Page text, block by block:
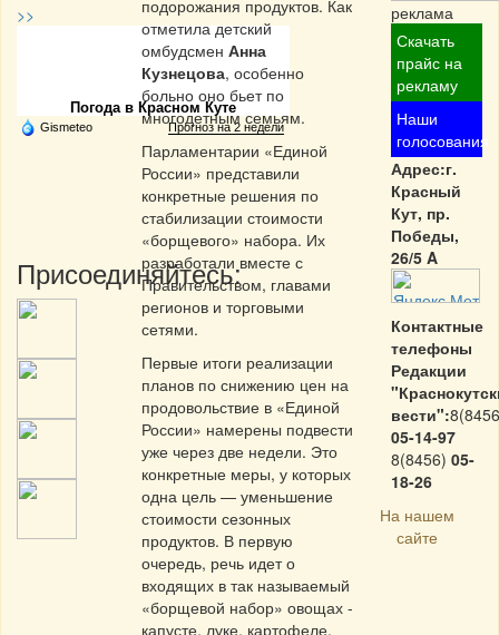
>>
Частная реклама
Погода в Красном Куте
Gismeteo Прогноз на 2 недели
Присоединяйтесь:
подорожания продуктов. Как
отметила детский
омбудсмен Анна
Кузнецова, особенно
больно оно бьет по
многодетным семьям.
Парламентарии «Единой
России» представили
конкретные решения по
стабилизации стоимости
«борщевого» набора. Их
разработали вместе с
Правительством, главами
регионов и торговыми
сетями.
Первые итоги реализации
планов по снижению цен на
продовольствие в «Единой
России» намерены подвести
уже через две недели. Это
конкретные меры, у которых
одна цель — уменьшение
стоимости сезонных
продуктов. В первую
очередь, речь идет о
входящих в так называемый
«борщевой набор» овощах -
капусте, луке, картофеле,
реклама
Скачать
прайс на
рекламу
Наши
голосования
Адрес:г.
Красный
Кут, пр.
Победы,
26/5 A
Контактные
телефоны
Редакции
вести":
05-14-97
8(8456) 05-
18-26
На нашем
сайте